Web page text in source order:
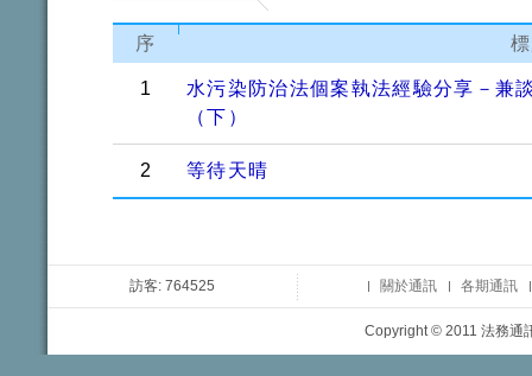
序
1
水污染防治法個案執法經驗分享－兼
（下）
2 等待天晴
訪客: 764525 關於通訊 各期通訊
Copyright © 2011 法務